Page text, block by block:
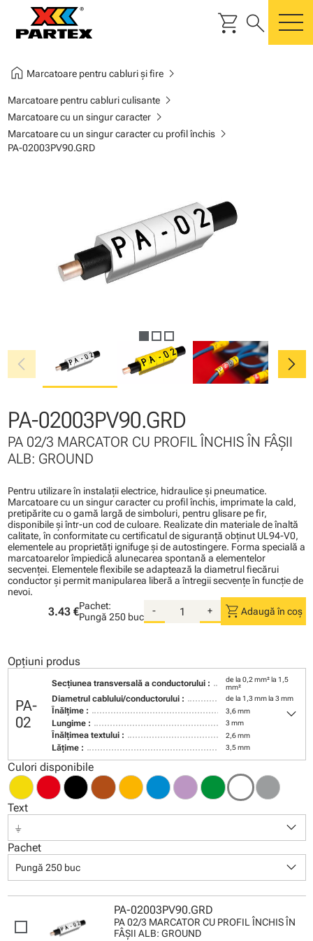
shopping_cart search
home Marcatoare pentru cabluri și firechevron_right
Marcatoare pentru cabluri culisantechevron_right
Marcatoare cu un singur caracterchevron_right
Marcatoare cu un singur caracter cu profil închischevron_right
PA-02003PV90.GRD
chevron_left chevron_right
PA-02003PV90.GRD
PA 02/3 MARCATOR CU PROFIL ÎNCHIS ÎN FÂŞII
ALB: GROUND
Pentru utilizare în instalaţii electrice, hidraulice şi pneumatice.
Marcatoare cu un singur caracter cu profil închis, imprimate la cald,
pretipărite cu o gamă largă de simboluri, pentru glisare pe fir,
disponibile şi într-un cod de culoare. Realizate din materiale de înaltă
calitate, în conformitate cu certificatul de siguranţă obţinut UL94-V0,
elementele au proprietăţi ignifuge şi de autostingere. Forma specială a
marcatoarelor împiedică alunecarea spontană a elementelor
secvenţei. Elementele flexibile se adaptează la diametrul fiecărui
conductor şi permit manipularea liberă a întregii secvenţe în funcţie de
nevoi.
3.43 €Pachet:
Pungă 250 buc
- + shopping_cart Adaugă în coș
Opțiuni produs
PA-
02
Secţiunea transversală a conductorului :
de la 0,2 mm² la 1,5
mm²
Diametrul cablului/conductorului : de la 1,3 mm la 3 mm
Înălţime : 3,6 mm
Lungime : 3 mm
Înălţimea textului : 2,6 mm
Lăţime : 3,5 mm
keyboard_arrow_down
Culori disponibile
Text
⏚ keyboard_arrow_down
Pachet
Pungă 250 buc keyboard_arrow_down
PA-02003PV90.GRD
PA 02/3 MARCATOR CU PROFIL ÎNCHIS ÎN
FÂŞII ALB: GROUND